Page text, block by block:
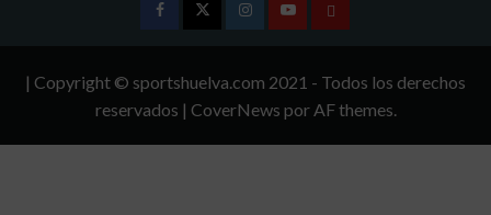
InstagramYoutubeTÉRMINOS
CONDICIONES
| Copyright © sportshuelva.com 2021 - Todos los derechos
reservados | CoverNews por AF themes.